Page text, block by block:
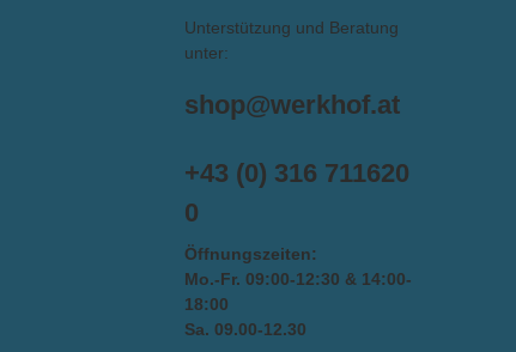
Unterstützung und Beratung
unter:
shop@werkhof.at
+43 (0) 316 711620
0
Öffnungszeiten:
Mo.-Fr. 09:00-12:30 & 14:00-
18:00
Sa. 09.00-12.30